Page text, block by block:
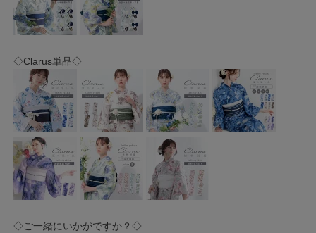
◇Clarus単品◇
◇ご一緒にいかがですか？◇